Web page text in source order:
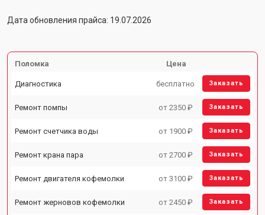
Дата обновления прайса: 19.07.2026
Поломка Цена
Диагностика бесплатно Заказать
Ремонт помпы от 2350 ₽ Заказать
Ремонт счетчика воды от 1900 ₽ Заказать
Ремонт крана пара от 2700 ₽ Заказать
Ремонт двигателя кофемолки от 3100 ₽ Заказать
Ремонт жерновов кофемолки от 2450 ₽ Заказать